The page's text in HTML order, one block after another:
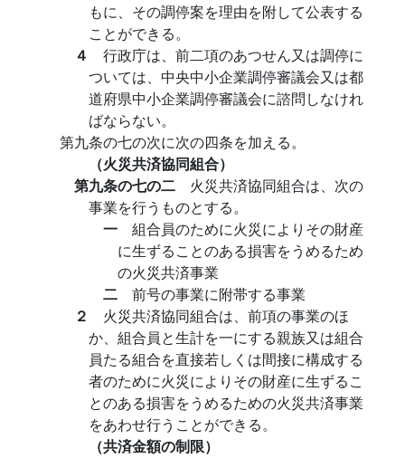
もに、その調停案を理由を附して公表する
ことができる。
４ 行政庁は、前二項のあつせん又は調停に
ついては、中央中小企業調停審議会又は都
道府県中小企業調停審議会に諮問しなけれ
ばならない。
第九条の七の次に次の四条を加える。
（火災共済協同組合）
第九条の七の二 火災共済協同組合は、次の
事業を行うものとする。
一 組合員のために火災によりその財産
に生ずることのある損害をうめるため
の火災共済事業
二 前号の事業に附帯する事業
２ 火災共済協同組合は、前項の事業のほ
か、組合員と生計を一にする親族又は組合
員たる組合を直接若しくは間接に構成する
者のために火災によりその財産に生ずるこ
とのある損害をうめるための火災共済事業
をあわせ行うことができる。
（共済金額の制限）